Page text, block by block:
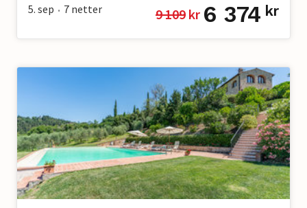
5. sep • 7 netter 9 109 kr 6 374 kr